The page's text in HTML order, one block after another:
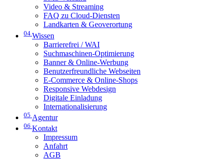
Video & Streaming
FAQ zu Cloud-Diensten
Landkarten & Geoverortung
04 Wissen
Barrierefrei / WAI
Suchmaschinen-Optimierung
Banner & Online-Werbung
Benutzerfreundliche Webseiten
E-Commerce & Online-Shops
Responsive Webdesign
Digitale Einladung
Internationalisierung
05 Agentur
06 Kontakt
Impressum
Anfahrt
AGB